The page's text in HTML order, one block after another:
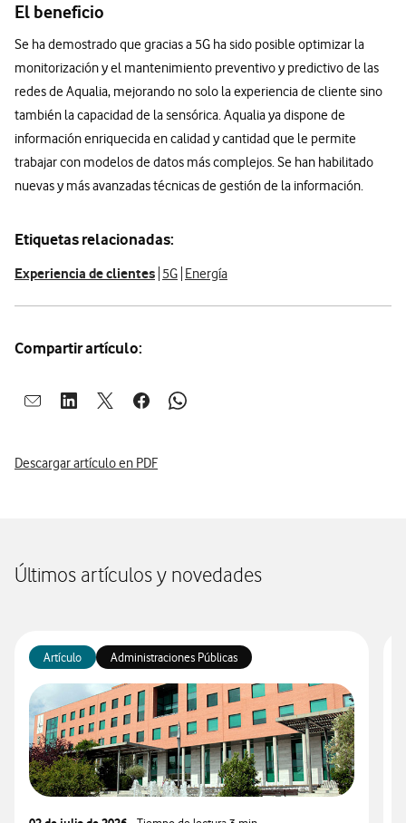
El beneficio
Se ha demostrado que gracias a 5G ha sido posible optimizar la
monitorización y el mantenimiento preventivo y predictivo de las
redes de Aqualia, mejorando no solo la experiencia de cliente sino
también la capacidad de la sensórica. Aqualia ya dispone de
información enriquecida en calidad y cantidad que le permite
trabajar con modelos de datos más complejos. Se han habilitado
nuevas y más avanzadas técnicas de gestión de la información.
Etiquetas relacionadas:
Experiencia de clientes 5G Energía
Compartir artículo:
Abrir ventana para compartir en mail
Abrir ventana para compartir en linkedin
Abrir ventana para compartir en twitter
Abrir ventana para compartir en facebook
Abrir ventana para compartir en
Descargar artículo en PDF
Últimos artículos y novedades
Artículo Administraciones Públicas